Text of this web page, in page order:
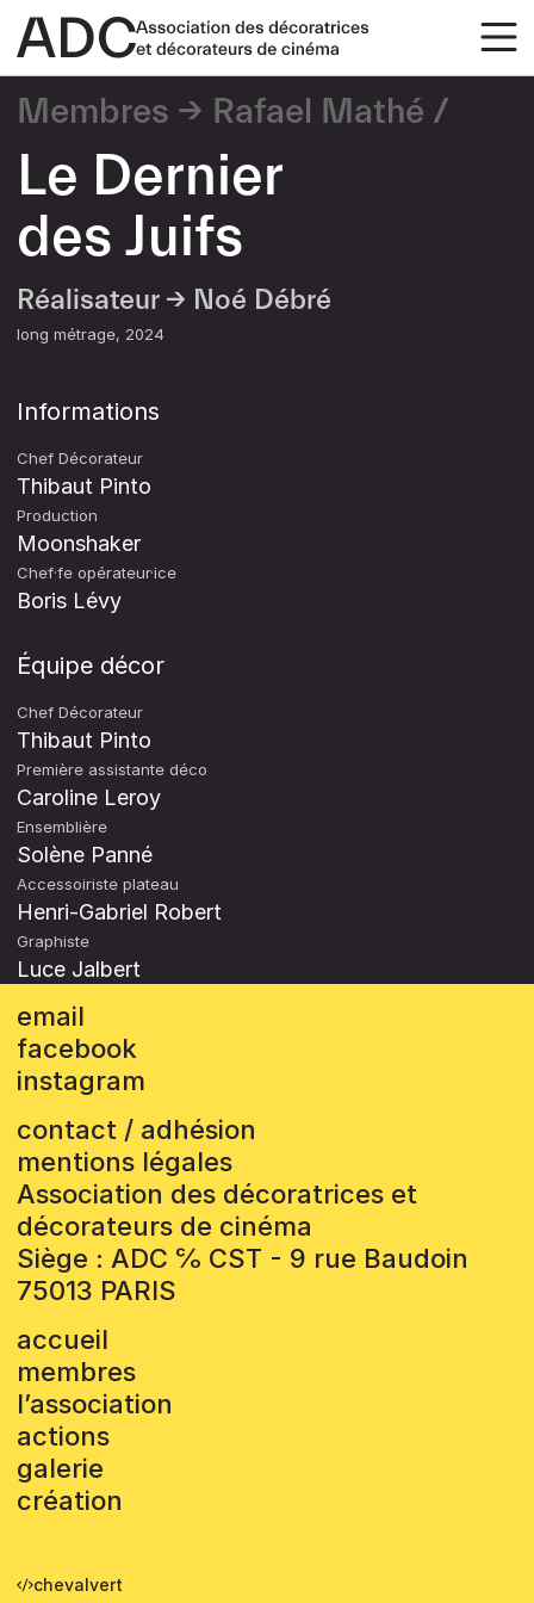
Membres Rafael Mathé
Le Dernier
des Juifs
Réalisateur → Noé Débré
long métrage 2024
Informations
Chef Décorateur
Thibaut Pinto
Production
Moonshaker
Chef·fe opérateur·ice
Boris Lévy
Équipe décor
Chef Décorateur
Thibaut Pinto
Première assistante déco
Caroline Leroy
Ensemblière
Solène Panné
Accessoiriste plateau
Henri-Gabriel Robert
Graphiste
Luce Jalbert
email
facebook
instagram
contact / adhésion
mentions légales
Association des décoratrices et
décorateurs de cinéma
Siège : ADC ℅ CST - 9 rue Baudoin
75013 PARIS
accueil
membres
l’association
actions
galerie
création
chevalvert